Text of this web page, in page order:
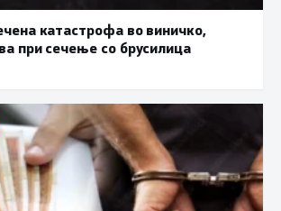
катастрофа во виничко,
при сечење со брусилица